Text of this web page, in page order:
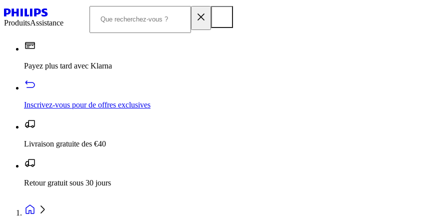
ProduitsAssistance
Payez plus tard avec Klarna
Inscrivez‑vous pour de offres exclusives
Livraison gratuite des €40
Retour gratuit sous 30 jours